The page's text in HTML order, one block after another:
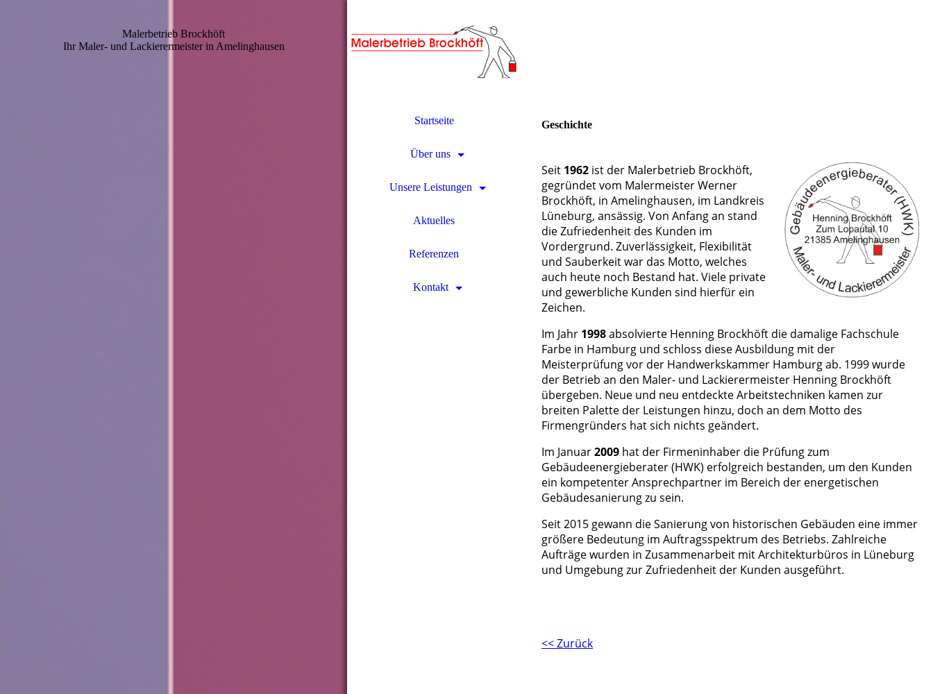
Malerbetrieb Brockhöft
Ihr Maler- und Lackierermeister in Amelinghausen
Startseite
Über uns
Unsere Leistungen
Aktuelles
Referenzen
Kontakt
Geschichte
Seit 1962 ist der Malerbetrieb Brockhöft,
gegründet vom Malermeister Werner
Brockhöft, in Amelinghausen, im Landkreis
Lüneburg, ansässig. Von Anfang an stand
die Zufriedenheit des Kunden im
Vordergrund. Zuverlässigkeit, Flexibilität
und Sauberkeit war das Motto, welches
auch heute noch Bestand hat. Viele private
und gewerbliche Kunden sind hierfür ein
Zeichen.
Im Jahr 1998absolvierte Henning Brockhöft die damalige Fachschule
Farbe in Hamburg und schloss diese Ausbildung mit der
Meisterprüfung vor der Handwerkskammer Hamburg ab. 1999 wurde
der Betrieb an den Maler- und Lackierermeister Henning Brockhöft
übergeben. Neue und neu entdeckte Arbeitstechniken kamen zur
breiten Palette der Leistungen hinzu, doch an dem Motto des
Firmengründers hat sich nichts geändert.
Im Januar2009 hat der Firmeninhaber die Prüfung zum
Gebäudeenergieberater (HWK) erfolgreich bestanden, um den Kunden
ein kompetenter Ansprechpartner im Bereich der energetischen
Gebäudesanierung zu sein.
Seit 2015 gewann die Sanierung von historischen Gebäuden eine immer
größere Bedeutung im Auftragsspektrum des Betriebs. Zahlreiche
Aufträge wurden in Zusammenarbeit mit Architekturbüros in Lüneburg
und Umgebung zur Zufriedenheit der Kunden ausgeführt.
<< Zurück